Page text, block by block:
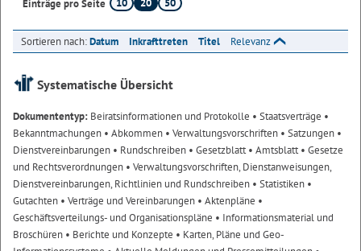
Einträge pro Seite
10 20 50
Sortieren nach:Datum Inkrafttreten Titel Relevanz
Systematische Übersicht
Dokumententyp: Beiratsinformationen und Protokolle • Staatsverträge •
Bekanntmachungen • Abkommen • Verwaltungsvorschriften • Satzungen •
Dienstvereinbarungen • Rundschreiben • Gesetzblatt• Amtsblatt• Gesetze
und Rechtsverordnungen • Verwaltungsvorschriften, Dienstanweisungen,
Dienstvereinbarungen, Richtlinien und Rundschreiben • Statistiken •
Gutachten • Verträge und Vereinbarungen • Aktenpläne •
Geschäftsverteilungs- und Organisationspläne • Informationsmaterial und
Broschüren • Berichte und Konzepte • Karten, Pläne und Geo-